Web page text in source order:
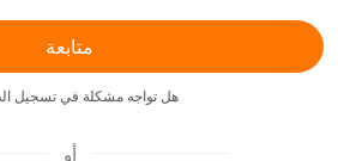
متابعة
هل تواجه مشكلة في تسجيل
أو